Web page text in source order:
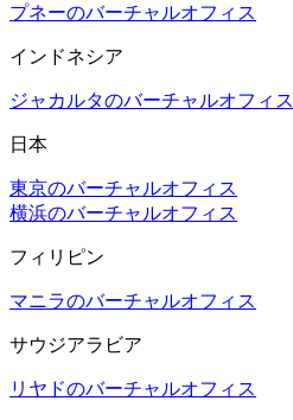
プネーのバーチャルオフィス
インドネシア
ジャカルタのバーチャルオフィス
日本
東京のバーチャルオフィス
横浜のバーチャルオフィス
フィリピン
マニラのバーチャルオフィス
サウジアラビア
リヤドのバーチャルオフィス